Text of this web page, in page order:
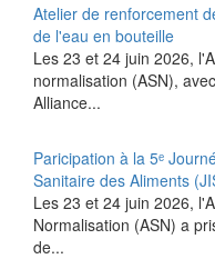
Atelier de renforcement
de l'eau en bouteille
Les 23 et 24 juin 2026,
normalisation (ASN),
Alliance...
Paricipation à la 5ᵉ
Sanitaire des Aliments
‎Les 23 et 24 juin 2026,
Normalisation (ASN) a
de...